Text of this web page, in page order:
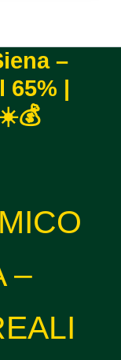
–
65% |
–